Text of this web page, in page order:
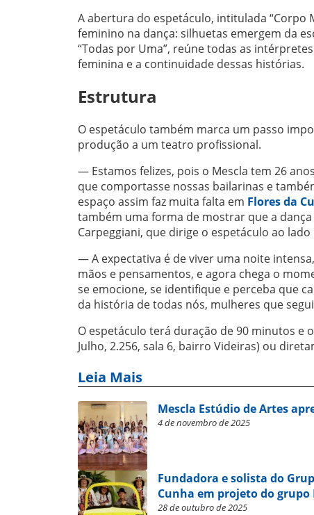
A abertura do espetáculo, intitulada
feminino na dança: silhuetas emergem da
“Todas por Uma”, reúne todas as
feminina e a continuidade dessas histórias.
Estrutura
O espetáculo também marca um passo
produção a um teatro profissional.
— Estamos felizes, pois o Mescla tem 26
que comportasse nossas bailarinas e
espaço assim faz muita falta em Flores da
também uma forma de mostrar que a
Carpeggiani, que dirige o espetáculo ao
— A expectativa é de viver uma noite
mãos e pensamentos, e agora chega o
se emocione, se identifique e perceba que
da história de todas nós, mulheres que
O espetáculo terá duração de 90 minutos e
Julho, 2.256, sala 6, bairro Videiras) ou
Leia Mais
Mescla Estúdio de Artes
4 de novembro de 2025
Fundadora e solista do
Cunha em projeto do grupo
28 de outubro de 2025